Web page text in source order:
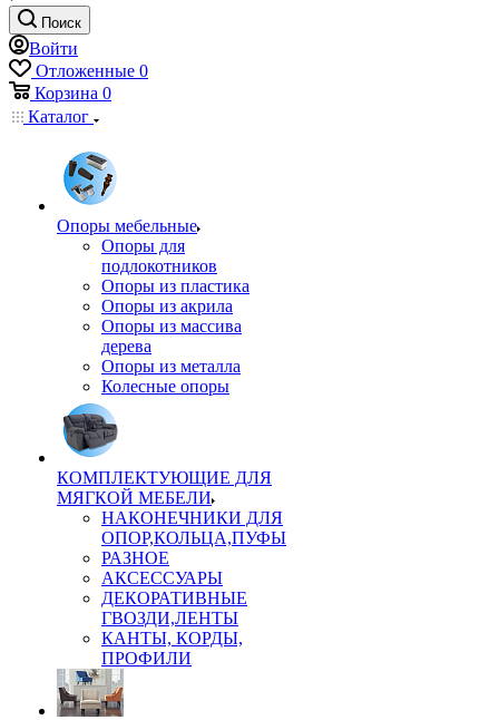
Поиск
Войти
Отложенные 0
Корзина 0
Каталог
Опоры мебельные
Опоры для
подлокотников
Опоры из пластика
Опоры из акрила
Опоры из массива
дерева
Опоры из металла
Колесные опоры
КОМПЛЕКТУЮЩИЕ ДЛЯ
МЯГКОЙ МЕБЕЛИ
НАКОНЕЧНИКИ ДЛЯ
ОПОР,КОЛЬЦА,ПУФЫ
РАЗНОЕ
АКСЕССУАРЫ
ДЕКОРАТИВНЫЕ
ГВОЗДИ,ЛЕНТЫ
КАНТЫ, КОРДЫ,
ПРОФИЛИ